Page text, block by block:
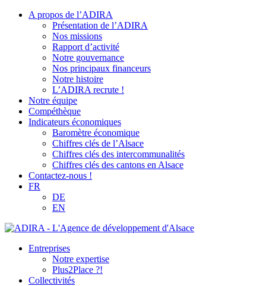
A propos de l’ADIRA
Présentation de l’ADIRA
Nos missions
Rapport d’activité
Notre gouvernance
Nos principaux financeurs
Notre histoire
L’ADIRA recrute !
Notre équipe
Compéthèque
Indicateurs économiques
Baromètre économique
Chiffres clés de l’Alsace
Chiffres clés des intercommunalités
Chiffres clés des cantons en Alsace
Contactez-nous !
FR
DE
EN
Entreprises
Notre expertise
Plus2Place ?!
Collectivités